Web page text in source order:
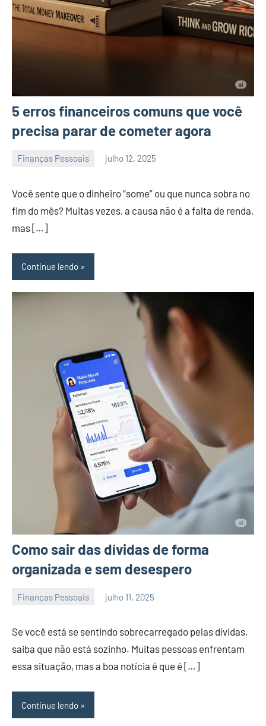
5 erros financeiros comuns que você
precisa parar de cometer agora
Finanças Pessoais julho 12, 2025
Você sente que o dinheiro “some” ou que nunca sobra no
fim do mês? Muitas vezes, a causa não é a falta de renda,
mas […]
Continue lendo
Como sair das dívidas de forma
organizada e sem desespero
Finanças Pessoais julho 11, 2025
Se você está se sentindo sobrecarregado pelas dívidas,
saiba que não está sozinho. Muitas pessoas enfrentam
essa situação, mas a boa notícia é que é […]
Continue lendo